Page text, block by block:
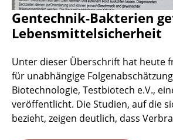
Gentechnik-Bakterien
Lebensmittelsicherheit
Unter dieser Überschrift hat heute
für unabhängige
Biotechnologie, Testbiotech e.V.,
veröffentlicht. Die Studien, auf die
bezieht, zeigen deutlich, dass